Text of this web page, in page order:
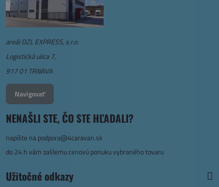
areál DZL EXPRESS, s.r.o.
Logistická ulica 7,
917 01 TRNAVA
Navigovať
NENAŠLI STE, ČO STE HĽADALI?
napíšte napodpora@4caravan.sk
do 24 h vám zašlemu cenovú ponuku vybraného tovaru
Užitočné odkazy